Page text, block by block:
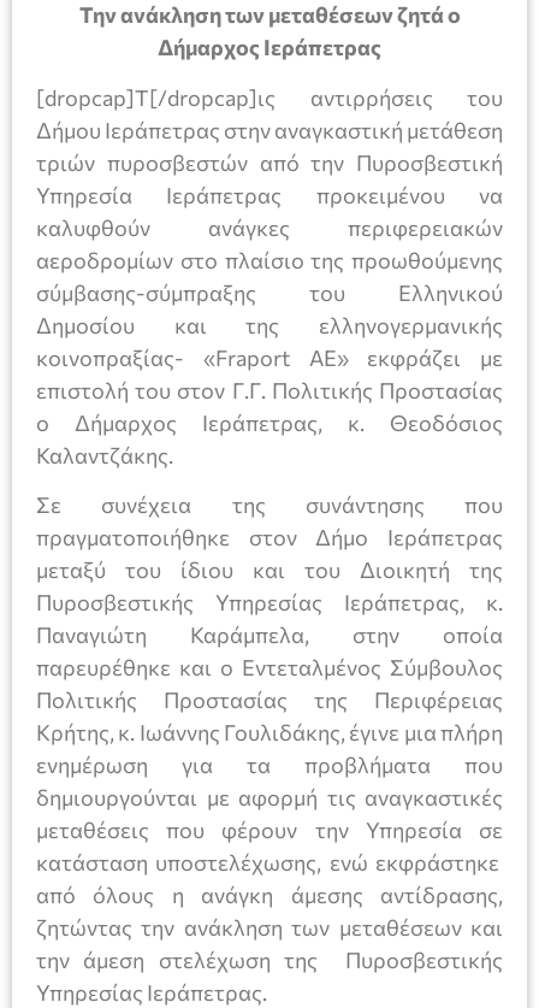
Την ανάκληση των μεταθέσεων ζητά ο
Δήμαρχος Ιεράπετρας
[dropcap]Τ[/dropcap]ις αντιρρήσεις του
Δήμου Ιεράπετρας στην αναγκαστική μετάθεση
τριών πυροσβεστών από την Πυροσβεστική
Υπηρεσία Ιεράπετρας προκειμένου να
καλυφθούν ανάγκες περιφερειακών
αεροδρομίων στο πλαίσιο της προωθούμενης
σύμβασης-σύμπραξης του Ελληνικού
Δημοσίου και της ελληνογερμανικής
κοινοπραξίας- «Fraport ΑΕ» εκφράζει με
επιστολή του στον Γ.Γ. Πολιτικής Προστασίας
ο Δήμαρχος Ιεράπετρας, κ. Θεοδόσιος
Καλαντζάκης.
Σε συνέχεια της συνάντησης που
πραγματοποιήθηκε στον Δήμο Ιεράπετρας
μεταξύ του ίδιου και του Διοικητή της
Πυροσβεστικής Υπηρεσίας Ιεράπετρας, κ.
Παναγιώτη Καράμπελα, στην οποία
παρευρέθηκε και ο Εντεταλμένος Σύμβουλος
Πολιτικής Προστασίας της Περιφέρειας
Κρήτης, κ. Ιωάννης Γουλιδάκης, έγινε μια πλήρη
ενημέρωση για τα προβλήματα που
δημιουργούνται με αφορμή τις αναγκαστικές
μεταθέσεις που φέρουν την Υπηρεσία σε
κατάσταση υποστελέχωσης, ενώ εκφράστηκε
από όλους η ανάγκη άμεσης αντίδρασης,
ζητώντας την ανάκληση των μεταθέσεων και
την άμεση στελέχωση της Πυροσβεστικής
Υπηρεσίας Ιεράπετρας.